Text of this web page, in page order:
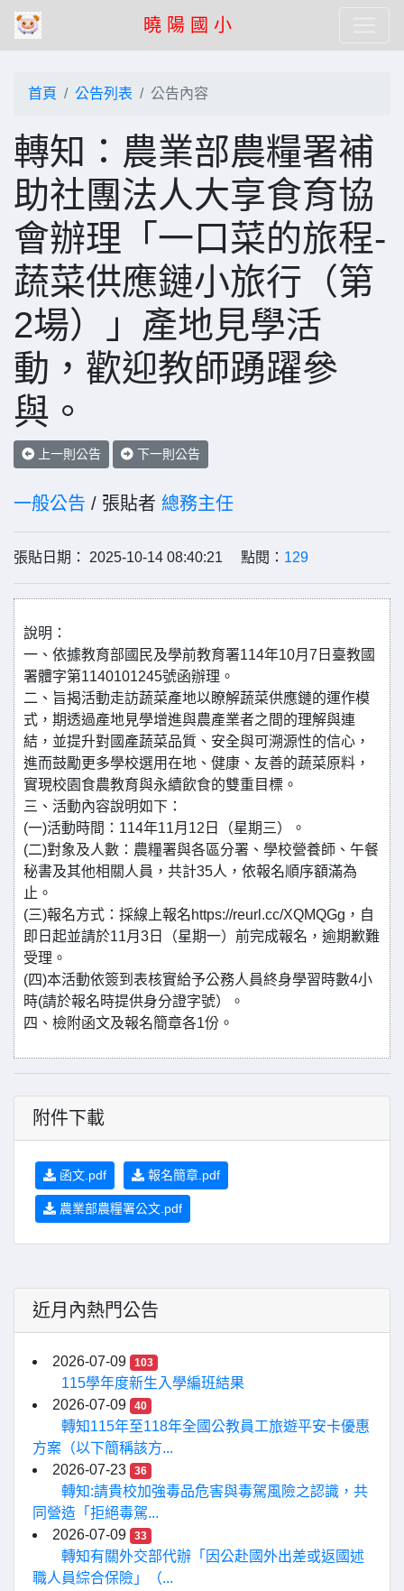
曉 陽 國 小
首頁 公告列表 公告內容
轉知：農業部農糧署補
助社團法人大享食育協
會辦理「一口菜的旅程-
蔬菜供應鏈小旅行（第
2場）」產地見學活
動，歡迎教師踴躍參
與。
上一則公告 下一則公告
一般公告 / 張貼者 總務主任
張貼日期： 2025-10-14 08:40:21 點閱： 129
說明：
一、依據教育部國民及學前教育署114年10月7日臺教國
署體字第1140101245號函辦理。
二、旨揭活動走訪蔬菜產地以瞭解蔬菜供應鏈的運作模
式，期透過產地見學增進與農產業者之間的理解與連
結，並提升對國產蔬菜品質、安全與可溯源性的信心，
進而鼓勵更多學校選用在地、健康、友善的蔬菜原料，
實現校園食農教育與永續飲食的雙重目標。
三、活動內容說明如下：
(一)活動時間：114年11月12日（星期三）。
(二)對象及人數：農糧署與各區分署、學校營養師、午餐
秘書及其他相關人員，共計35人，依報名順序額滿為
止。
(三)報名方式：採線上報名https://reurl.cc/XQMQGg，自
即日起並請於11月3日（星期一）前完成報名，逾期歉難
受理。
(四)本活動依簽到表核實給予公務人員終身學習時數4小
時(請於報名時提供身分證字號）。
四、檢附函文及報名簡章各1份。
附件下載
函文.pdf 報名簡章.pdf
農業部農糧署公文.pdf
近月內熱門公告
2026-07-09 103
115學年度新生入學編班結果
2026-07-09
40
轉知115年至118年全國公教員工旅遊平安卡優惠
方案（以下簡稱該方...
2026-07-23
36
轉知:請貴校加強毒品危害與毒駕風險之認識，共
同營造「拒絕毒駕...
2026-07-09
33
轉知有關外交部代辦「因公赴國外出差或返國述
職人員綜合保險」（...